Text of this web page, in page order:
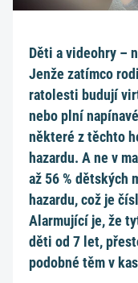
Děti a videohry –
Jenže zatímco
ratolesti budují
nebo plní
některé z těchto
hazardu. A ne v
až 56 % dětských
hazardu, což je
Alarmující je, že
děti od 7 let,
podobné těm v